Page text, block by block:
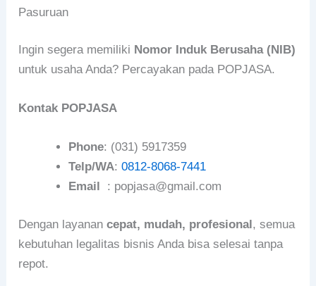
Pasuruan
Ingin segera memiliki Nomor Induk Berusaha (NIB)
untuk usaha Anda? Percayakan pada POPJASA.
Kontak POPJASA
Phone: (031) 5917359
Telp/WA:0812-8068-7441
Email
: popjasa@gmail.com
Dengan layanancepat, mudah, profesional, semua
kebutuhan legalitas bisnis Anda bisa selesai tanpa
repot.